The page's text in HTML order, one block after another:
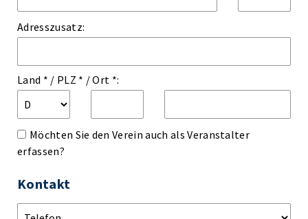
Adresszusatz:
Land * / PLZ * /Ort *:
Möchten Sie den Verein auch als Veranstalter
erfassen?
Kontakt